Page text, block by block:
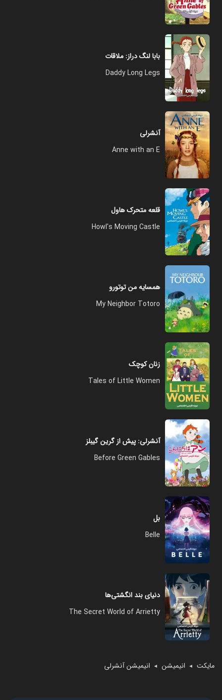
بابا لنگ دراز: ملاقات
Daddy Long Legs
آنشرلی
Anne with an E
قلعه متحرک هاول
Howl's Moving Castle
همسایه من توتورو
My Neighbor Totoro
زنان کوچک
Tales of Little Women
آنشرلی: پیش از گرین گیبلز
Before Green Gables
بل
Belle
دنیای بند انگشتی‌ها
The Secret World of Arrietty
مایکت ◄ انیمیشن ◄ انیمیشن آنشرلی